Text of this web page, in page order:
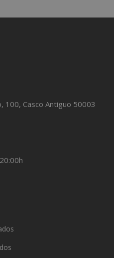
100, Casco Antiguo 50003